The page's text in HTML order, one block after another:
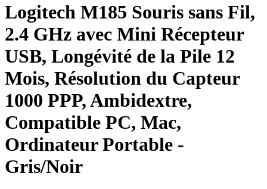
Logitech M185 Souris sans Fil,
2.4 GHz avec Mini Récepteur
USB, Longévité de la Pile 12
Mois, Résolution du Capteur
1000 PPP, Ambidextre,
Compatible PC, Mac,
Ordinateur Portable -
Gris/Noir